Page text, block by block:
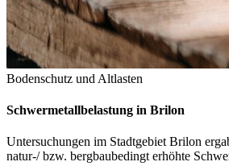
Bodenschutz und Altlasten
Schwermetallbelastung in Brilon
Untersuchungen im Stadtgebiet Brilon
natur-/ bzw. bergbaubedingt erhöhte